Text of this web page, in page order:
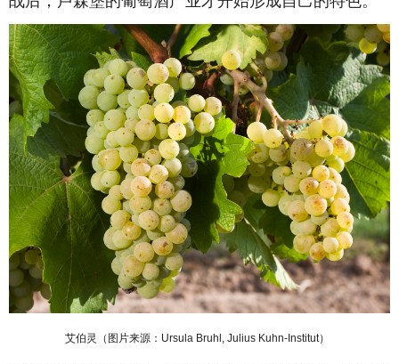
艾伯灵（图片来源： Ursula Bruhl, Julius Kuhn-Institut）